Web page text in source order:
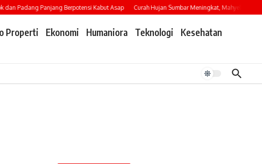
Padang Panjang Berpotensi Kabut Asap Curah Hujan Sumbar Meningkat, Mahyeldi Imbau
Properti Ekonomi Humaniora Teknologi
Kesehatan